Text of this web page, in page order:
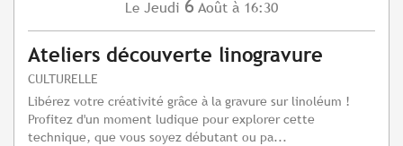
Le Jeudi 6 Août à 16:30
Ateliers découverte linogravure
CULTURELLE
Libérez votre créativité grâce à la gravure sur linoléum !
Profitez d'un moment ludique pour explorer cette
technique, que vous soyez débutant ou pa...